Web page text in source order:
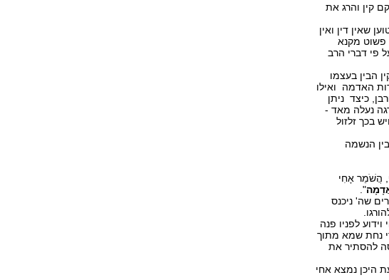
קין והרג את
שאין דין ואין
פשוט מקנא
פי דברי הרב
הבין בעצמו
האדמה ואילו
כיצד ניתן
נעלה מאד -
בכך זלזול
הנשמה
הֲשֹׁמֵר אָחִי
".
שה' ניכנס
לפניו פנה
נחת שמא מתוך
להסתיר את
היכן נמצא אחי